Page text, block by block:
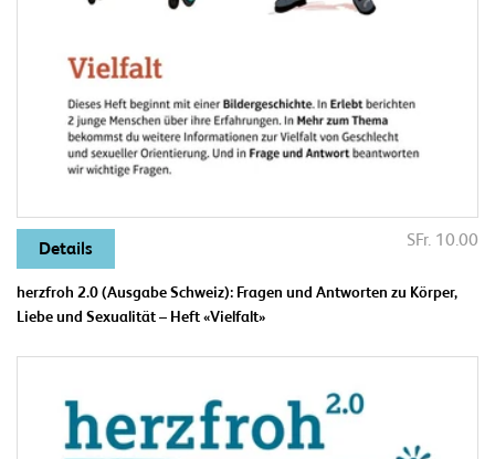
Details SFr. 10.00
herzfroh 2.0 (Ausgabe Schweiz): Fragen und Antworten zu Körper,
Liebe und Sexualität – Heft «Vielfalt»